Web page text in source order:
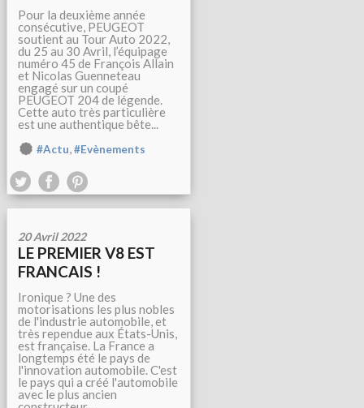
Pour la deuxième année
consécutive, PEUGEOT
soutient au Tour Auto 2022,
du 25 au 30 Avril, l’équipage
numéro 45 de François Allain
et Nicolas Guenneteau
engagé sur un coupé
PEUGEOT 204 de légende.
Cette auto très particulière
est une authentique bête...
#Actu,#Evènements
20 Avril 2022
LE PREMIER V8 EST
FRANCAIS !
Ironique ? Une des
motorisations les plus nobles
de l'industrie automobile, et
très rependue aux États-Unis,
est française. La France a
longtemps été le pays de
l'innovation automobile. C'est
le pays qui a créé l'automobile
avec le plus ancien